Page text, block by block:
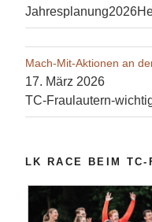
Mach-Mit-Aktionen an
17. März 2026
TC-Fraulautern-
LK RACE BEIM TC-